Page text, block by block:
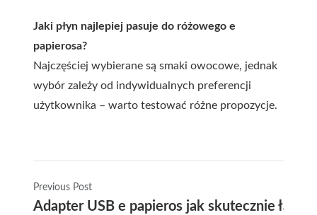
Jaki płyn najlepiej pasuje do różowego e
papierosa?
Najczęściej wybierane są smaki owocowe, jednak
wybór zależy od indywidualnych preferencji
użytkownika – warto testować różne propozycje.
Previous Post
Adapter USB e papieros jak skutecznie